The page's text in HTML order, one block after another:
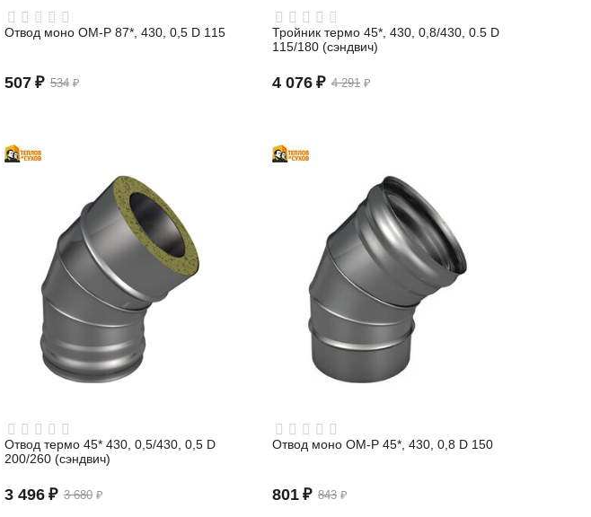
Отвод моно ОМ-Р 87*, 430, 0,5 D 115
534 ₽
507 ₽
Тройник термо 45*, 430, 0,8/430, 0.5 D
115/180 (сэндвич)
4 291 ₽
4 076 ₽
Отвод термо 45* 430, 0,5/430, 0,5 D
200/260 (сэндвич)
3 680 ₽
3 496 ₽
Отвод моно ОМ-Р 45*, 430, 0,8 D 150
843 ₽
801 ₽